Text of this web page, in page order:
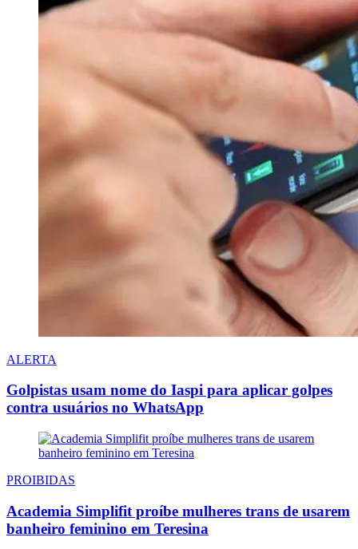
ALERTA
Golpistas usam nome do Iaspi para aplicar golpes
contra usuários no WhatsApp
PROIBIDAS
Academia Simplifit proíbe mulheres trans de usarem
banheiro feminino em Teresina